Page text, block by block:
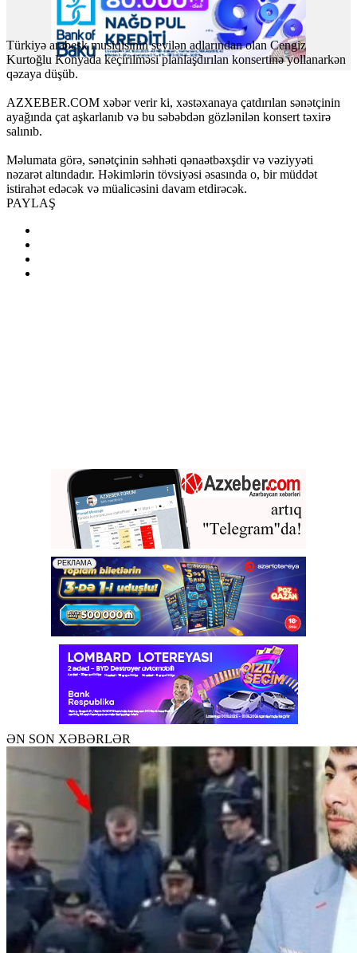
Türkiyə arabesk musiqisinin sevilən adlarından olan Cengiz
Kurtoğlu Konyada keçirilməsi planlaşdırılan konsertinə yollanarkən
qəzaya düşüb.
AZXEBER.COM xəbər verir ki, xəstəxanaya çatdırılan sənətçinin
ayağında çat aşkarlanıb və bu səbəbdən gözlənilən konsert təxirə
salınıb.
Məlumata görə, sənətçinin səhhəti qənaətbəxşdir və vəziyyəti
nəzarət altındadır. Həkimlərin tövsiyəsi əsasında o, bir müddət
istirahət edəcək və müalicəsini davam etdirəcək.
PAYLAŞ
ƏN SON XƏBƏRLƏR